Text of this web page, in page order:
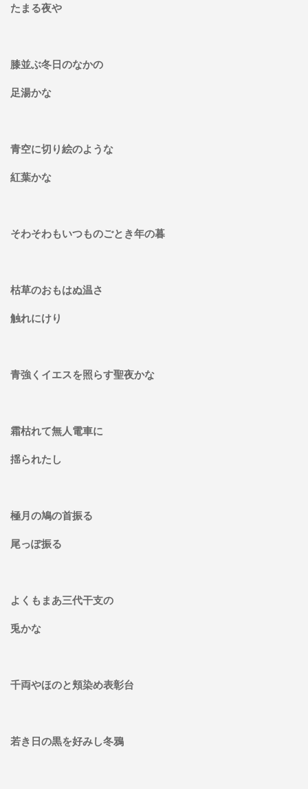
たまる夜や
膝並ぶ冬日のなかの
足湯かな
青空に切り絵のような
紅葉かな
そわそわもいつものごとき年の暮
枯草のおもはぬ温さ
触れにけり
青強くイエスを照らす聖夜かな
霜枯れて無人電車に
揺られたし
極月の鳩の首振る
尾っぽ振る
よくもまあ三代干支の
兎かな
千両やほのと頬染め表彰台
若き日の黒を好みし冬鴉